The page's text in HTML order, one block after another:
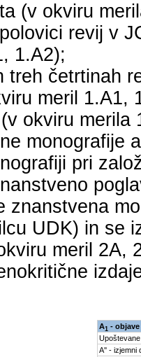
(v okviru
revij v
1.A2);
treh četrtinah
meril 1.A1,
okviru merila
monografije
pri
znanstvena
UDK) in se
meril 2A,
A1 - objave
A'' - izjemni